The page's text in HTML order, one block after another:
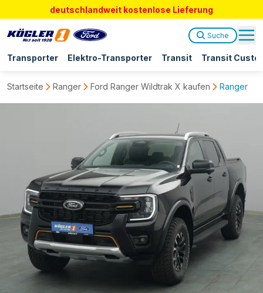
deutschlandweit kostenlose Lieferung
Transporter Elektro-Transporter Transit Transit
Suche
Startseite Ranger Ford Ranger Wildtrak X kaufen Ranger